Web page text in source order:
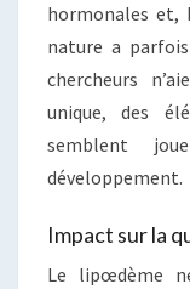
hormonales et,
nature a
chercheurs
unique, des
semblent
développement.
Impact sur la
Le lipœdème